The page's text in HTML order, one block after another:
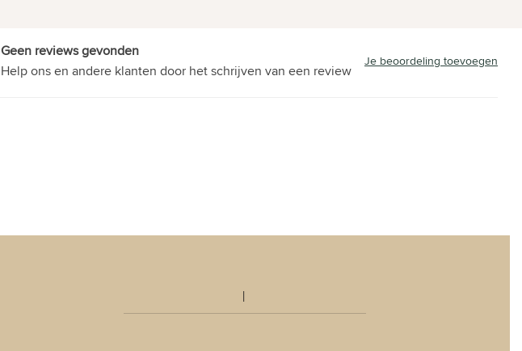
Geen reviews gevonden
Help ons en andere klanten door het schrijven van een review
Je beoordeling toevoegen